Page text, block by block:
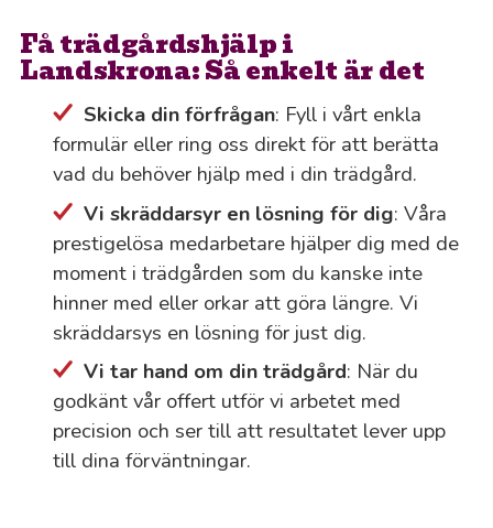
Få trädgårdshjälp i
Landskrona: Så enkelt är det
Skicka din förfrågan: Fyll i vårt enkla
formulär eller ring oss direkt för att berätta
vad du behöver hjälp med i din trädgård.
Vi skräddarsyr en lösning för dig: Våra
prestigelösa medarbetare hjälper dig med de
moment i trädgården som du kanske inte
hinner med eller orkar att göra längre. Vi
skräddarsys en lösning för just dig.
Vi tar hand om din trädgård: När du
godkänt vår offert utför vi arbetet med
precision och ser till att resultatet lever upp
till dina förväntningar.